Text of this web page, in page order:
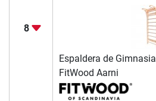
8
Espaldera de Gimnasia
FitWood Aarni